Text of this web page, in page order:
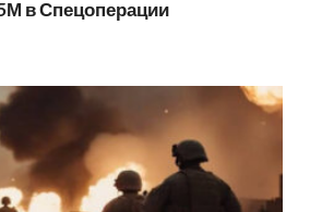
в Спецоперации